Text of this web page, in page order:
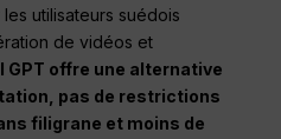
utilisateurs suédois
de vidéos et
GPT offre une alternative
pas de restrictions
filigrane et moins de